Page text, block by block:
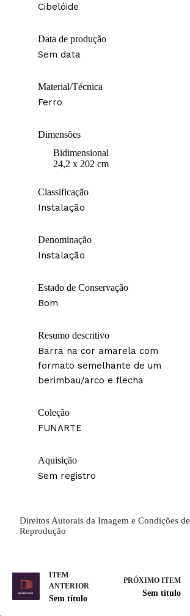
Cibelóide
Data de produção
Sem data
Material/Técnica
Ferro
Dimensões
Bidimensional
24,2 x 202 cm
Classificação
Instalação
Denominação
Instalação
Estado de Conservação
Bom
Resumo descritivo
Barra na cor amarela com
formato semelhante de um
berimbau/arco e flecha
Coleção
FUNARTE
Aquisição
Sem registro
Direitos Autorais da Imagem e Condições de
Reprodução
ITEM
ANTERIOR
Sem título
PRÓXIMO ITEM
Sem título